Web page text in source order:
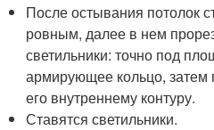
После остывания потолок
ровным, далее в нем
светильники: точно под
армирующее кольцо, затем
его внутреннему контуру.
Ставятся светильники.